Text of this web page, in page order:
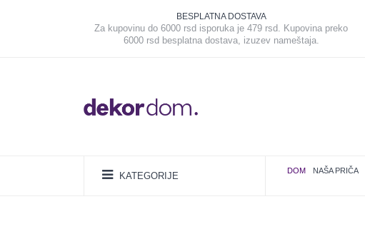
BESPLATNA DOSTAVA
Za kupovinu do 6000 rsd isporuka je 479 rsd. Kupovina preko
6000 rsd besplatna dostava, izuzev nameštaja.
KATEGORIJE DOM NAŠA PRIČA